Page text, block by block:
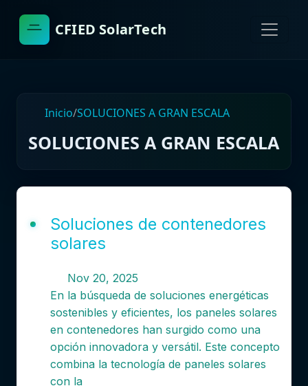
CFIED SolarTech
Inicio/SOLUCIONES A GRAN ESCALA
SOLUCIONES A GRAN ESCALA
Soluciones de contenedores
solares
Nov 20, 2025
En la búsqueda de soluciones energéticas
sostenibles y eficientes, los paneles solares
en contenedores han surgido como una
opción innovadora y versátil. Este concepto
combina la tecnología de paneles solares
con la